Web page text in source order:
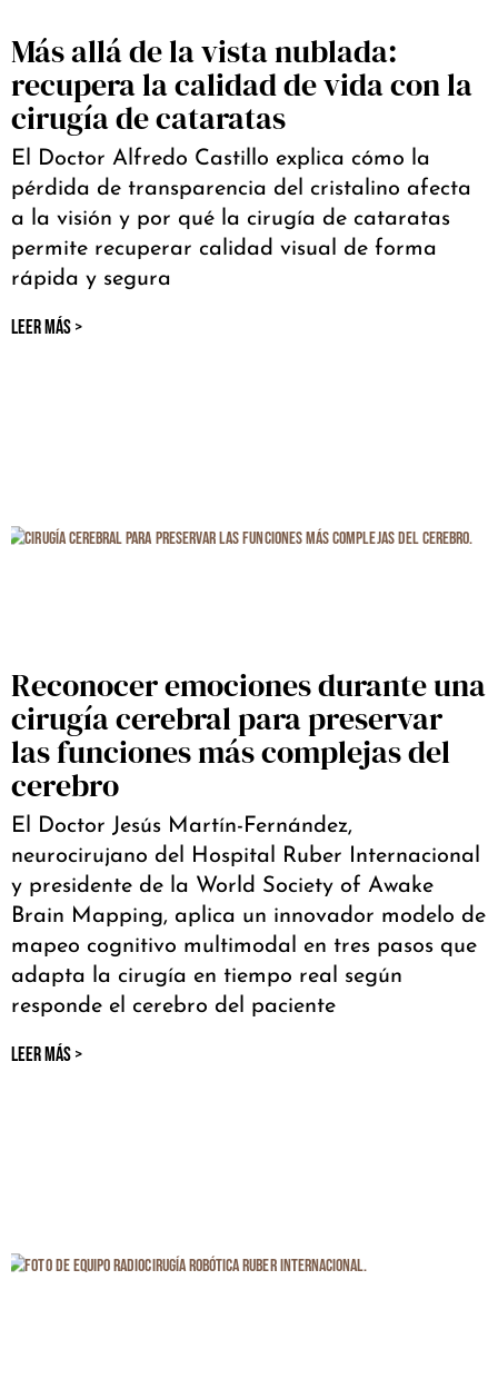
Más allá de la vista nublada:
recupera la calidad de vida con la
cirugía de cataratas
El Doctor Alfredo Castillo explica cómo la
pérdida de transparencia del cristalino afecta
a la visión y por qué la cirugía de cataratas
permite recuperar calidad visual de forma
rápida y segura
LEER MÁS >
Reconocer emociones durante una
cirugía cerebral para preservar
las funciones más complejas del
cerebro
El Doctor Jesús Martín-Fernández,
neurocirujano del Hospital Ruber Internacional
y presidente de la World Society of Awake
Brain Mapping, aplica un innovador modelo de
mapeo cognitivo multimodal en tres pasos que
adapta la cirugía en tiempo real según
responde el cerebro del paciente
LEER MÁS >